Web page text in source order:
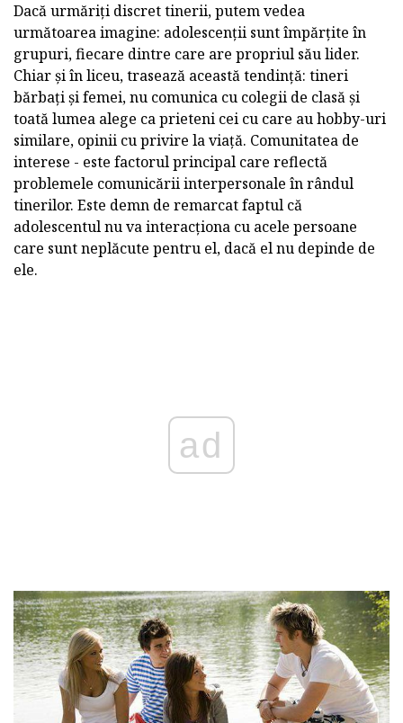
Dacă urmăriți discret tinerii, putem vedea
următoarea imagine: adolescenții sunt împărțite în
grupuri, fiecare dintre care are propriul său lider.
Chiar și în liceu, trasează această tendință: tineri
bărbați și femei, nu comunica cu colegii de clasă și
toată lumea alege ca prieteni cei cu care au hobby-uri
similare, opinii cu privire la viață. Comunitatea de
interese - este factorul principal care reflectă
problemele comunicării interpersonale în rândul
tinerilor. Este demn de remarcat faptul că
adolescentul nu va interacționa cu acele persoane
care sunt neplăcute pentru el, dacă el nu depinde de
ele.
ad